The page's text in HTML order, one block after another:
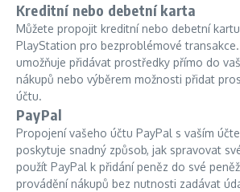
Kreditní nebo debetní karta
Můžete propojit kreditní nebo debetní
PlayStation pro bezproblémové
umožňuje přidávat prostředky přímo do
nákupů nebo výběrem možnosti přidat
účtu.
PayPal
Propojení vašeho účtu PayPal s vaším
poskytuje snadný způsob, jak spravovat
použít PayPal k přidání peněz do své
provádění nákupů bez nutnosti zadávat